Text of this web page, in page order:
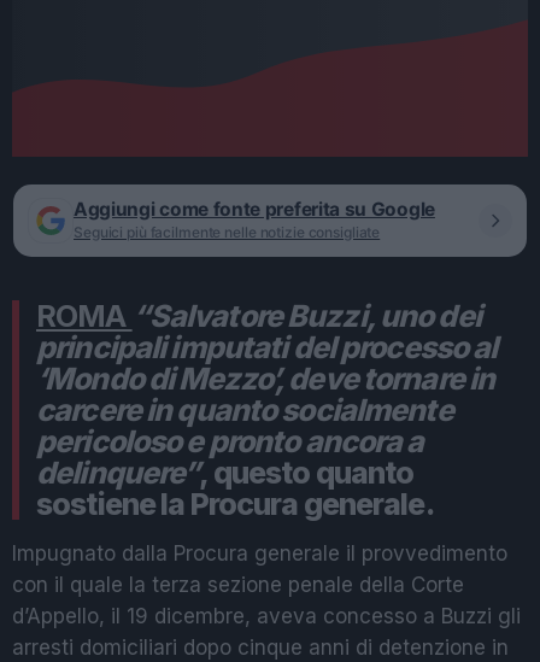
Aggiungi come fonte preferita su Google
Seguici più facilmente nelle notizie consigliate
ROMA “Salvatore Buzzi, uno dei
principali imputati del processo al
‘Mondo di Mezzo’, deve tornare in
carcere in quanto socialmente
pericoloso e pronto ancora a
delinquere”, questo quanto
sostiene la Procura generale.
Impugnato dalla Procura generale il provvedimento
con il quale la terza sezione penale della Corte
d’Appello, il 19 dicembre, aveva concesso a Buzzi gli
arresti domiciliari dopo cinque anni di detenzione in